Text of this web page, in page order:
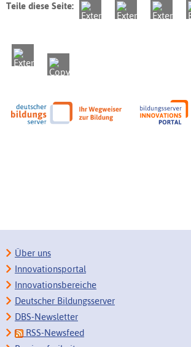
Teile diese Seite:
Über uns
Innovationsportal
Innovationsbereiche
Deutscher Bildungsserver
DBS-Newsletter
RSS-Newsfeed